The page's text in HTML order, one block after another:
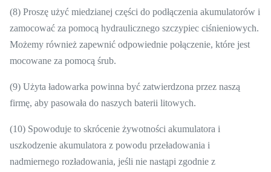
(8) Proszę użyć miedzianej części do podłączenia akumulatorów i
zamocować za pomocą hydraulicznego szczypiec ciśnieniowych.
Możemy również zapewnić odpowiednie połączenie, które jest
mocowane za pomocą śrub.
(9) Użyta ładowarka powinna być zatwierdzona przez naszą
firmę, aby pasowała do naszych baterii litowych.
(10) Spowoduje to skrócenie żywotności akumulatora i
uszkodzenie akumulatora z powodu przeładowania i
nadmiernego rozładowania, jeśli nie nastąpi zgodnie z